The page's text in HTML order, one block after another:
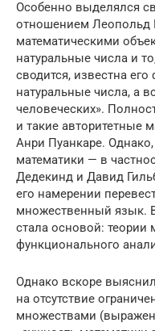
Особенно выделялся
отношением Леопольд
математическими
натуральные числа и
сводится, известна
натуральные числа, а
человеческих».
и такие авторитетные
Анри Пуанкаре.
математики — в
Дедекинд и Давид
его намерении
множественный язык.
стала основой: теории
функционального
Однако вскоре
на отсутствие
множествами